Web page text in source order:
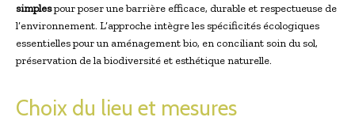
simplespour poser une barrière efficace, durable et respectueuse de
l’environnement. L’approche intègre les spécificités écologiques
essentielles pour un aménagement bio, en conciliant soin du sol,
préservation de la biodiversité et esthétique naturelle.
Choix du lieu et mesures